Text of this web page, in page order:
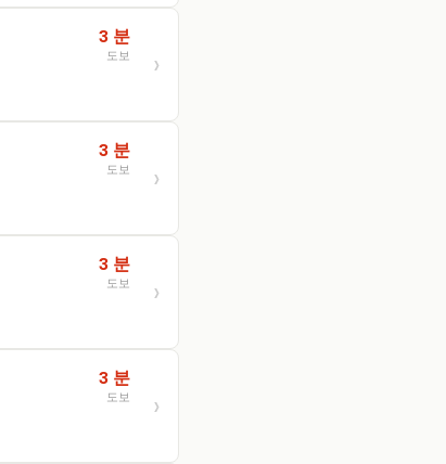
3 분
도보
3 분
도보
3 분
도보
3 분
도보